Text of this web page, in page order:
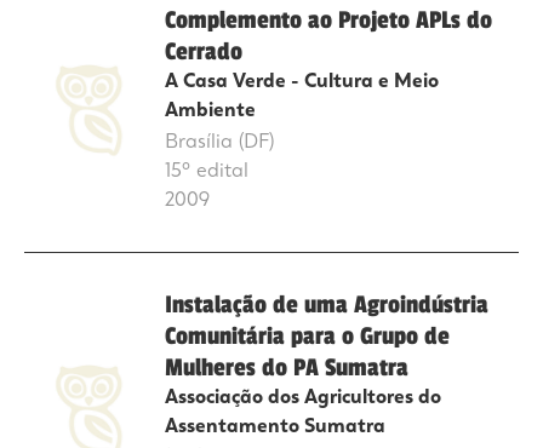
Complemento ao Projeto APLs do
Cerrado
A Casa Verde - Cultura e Meio
Ambiente
Brasília (DF)
15º edital
2009
Instalação de uma Agroindústria
Comunitária para o Grupo de
Mulheres do PA Sumatra
Associação dos Agricultores do
Assentamento Sumatra